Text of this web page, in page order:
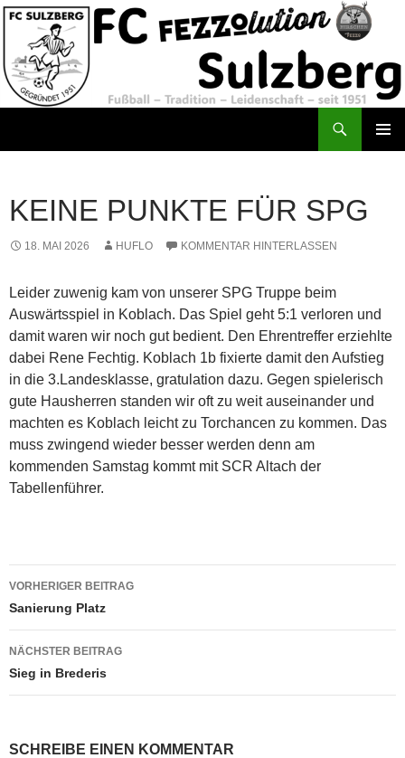
Zum
springen
KEINE PUNKTE FÜR SPG
18. MAI 2026 HUFLO KOMMENTAR HINTERLASSEN
Leider zuwenig kam von unserer SPG Truppe beim
Auswärtsspiel in Koblach. Das Spiel geht 5:1 verloren und
damit waren wir noch gut bedient. Den Ehrentreffer erziehlte
dabei Rene Fechtig. Koblach 1b fixierte damit den Aufstieg
in die 3.Landesklasse, gratulation dazu. Gegen spielerisch
gute Hausherren standen wir oft zu weit auseinander und
machten es Koblach leicht zu Torchancen zu kommen. Das
muss zwingend wieder besser werden denn am
kommenden Samstag kommt mit SCR Altach der
Tabellenführer.
Beitragsnavigation
VORHERIGER BEITRAG
Sanierung Platz
NÄCHSTER BEITRAG
Sieg in Brederis
SCHREIBE EINEN KOMMENTAR